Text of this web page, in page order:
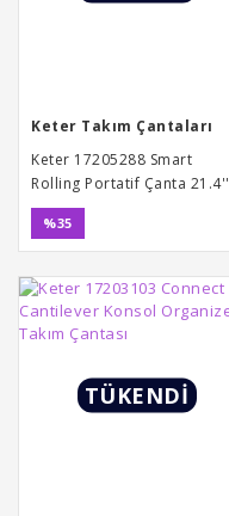
Keter Takım Çantaları
Keter 17205288 Smart
Rolling Portatif Çanta 21.4''
%35
TÜKENDİ